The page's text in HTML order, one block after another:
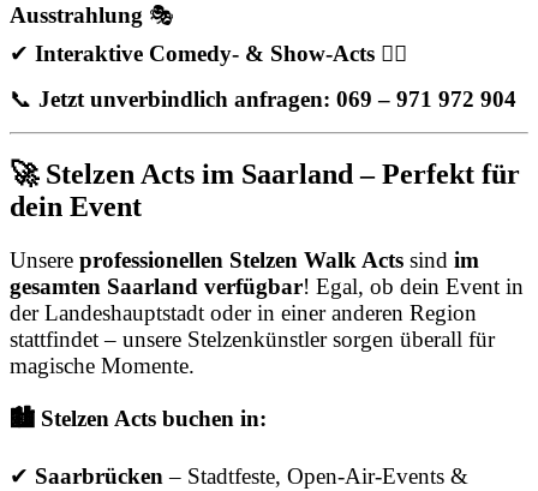
Ausstrahlung 🎭
✔ Interaktive Comedy- & Show-Acts 🤹‍♂️
📞 Jetzt unverbindlich anfragen: 069 – 971 972 904
🚀 Stelzen Acts im Saarland – Perfekt für
dein Event
Unsere professionellen Stelzen Walk Acts sind im
gesamten Saarland verfügbar! Egal, ob dein Event in
der Landeshauptstadt oder in einer anderen Region
stattfindet – unsere Stelzenkünstler sorgen überall für
magische Momente.
🏙️ Stelzen Acts buchen in:
✔ Saarbrücken – Stadtfeste, Open-Air-Events &